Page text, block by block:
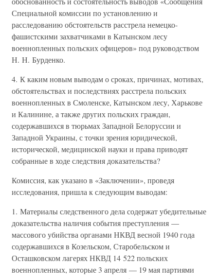
Специальной комиссии по установлению и
расследованию обстоятельств расстрела немецко-
фашистскими захватчиками в Катынском лесу
военнопленных польских офицеров» под руководством
Н. Н. Бурденко.
4. К каким новым выводам о сроках, причинах, мотивах,
обстоятельствах и последствиях расстрела польских
военнопленных в Смоленске, Катынском лесу, Харькове
и Калинине, а также других польских граждан,
содержавшихся в тюрьмах Западной Белоруссии и
Западной Украины, с точки зрения юридической,
исторической, медицинской науки и права приводят
собранные в ходе следствия доказательства?
Комиссия, как указано в «Заключении», проведя
исследования, пришла к следующим выводам:
1. Материалы следственного дела содержат убедительные
доказательства наличия события преступления —
массового убийства органами НКВД весной 1940 года
содержавшихся в Козельском, Старобельском и
Осташковском лагерях НКВД 14 522 польских
военнопленных, которые 3 апреля — 19 мая партиями